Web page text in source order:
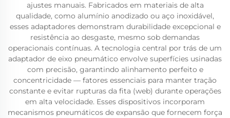
ajustes manuais. Fabricados em materiais de alta
qualidade, como alumínio anodizado ou aço inoxidável,
esses adaptadores demonstram durabilidade excepcional e
resistência ao desgaste, mesmo sob demandas
operacionais contínuas. A tecnologia central por trás de um
adaptador de eixo pneumático envolve superfícies usinadas
com precisão, garantindo alinhamento perfeito e
concentricidade — fatores essenciais para manter tração
constante e evitar rupturas da fita (web) durante operações
em alta velocidade. Esses dispositivos incorporam
mecanismos pneumáticos de expansão que fornecem força